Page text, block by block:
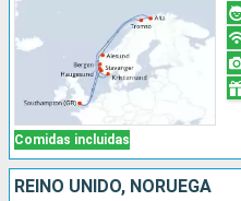
Comidas incluidas
REINO UNIDO, NORUEGA